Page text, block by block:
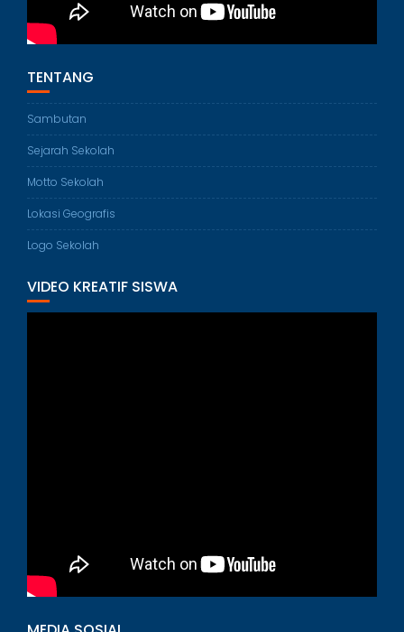
TENTANG
Sambutan
Sejarah Sekolah
Motto Sekolah
Lokasi Geografis
Logo Sekolah
VIDEO KREATIF SISWA